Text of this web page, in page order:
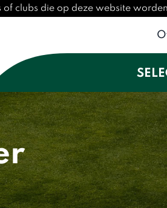
clubs die op deze website